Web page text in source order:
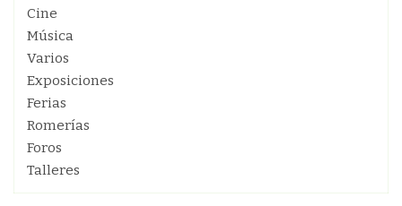
Cine
Música
Varios
Exposiciones
Ferias
Romerías
Foros
Talleres